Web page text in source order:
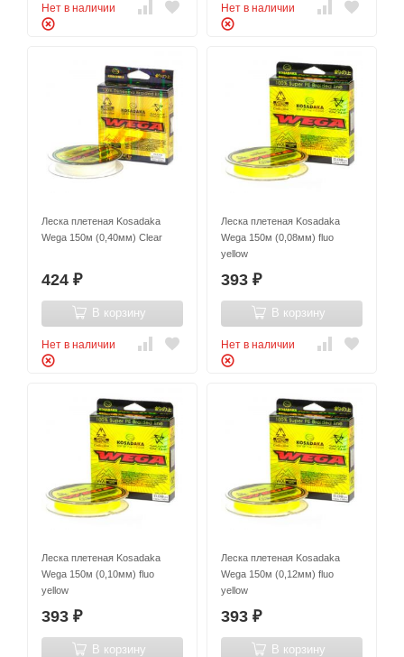
Нет в наличии Нет в наличии
Леска плетеная Kosadaka
Wega 150м (0,40мм) Clear
424 ₽
В корзину
Нет в наличии
Леска плетеная Kosadaka
Wega 150м (0,08мм) fluo
yellow
393 ₽
В корзину
Нет в наличии
Леска плетеная Kosadaka
Wega 150м (0,10мм) fluo
yellow
393 ₽
В корзину
Леска плетеная Kosadaka
Wega 150м (0,12мм) fluo
yellow
393 ₽
В корзину